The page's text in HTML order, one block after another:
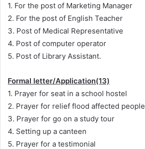
1. For the post of Marketing Manager
2. For the post of English Teacher
3. Post of Medical Representative
4. Post of computer operator
5. Post of Library Assistant.
Formal letter/Application(13)
1. Prayer for seat in a school hostel
2. Prayer for relief flood affected people
3. Prayer for go on a study tour
4. Setting up a canteen
5. Prayer for a testimonial